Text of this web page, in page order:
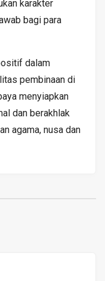
karakter
bagi para
dalam
pembinaan di
menyiapkan
dan berakhlak
agama, nusa dan